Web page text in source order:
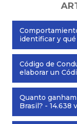
identificar y
Código de
elaborar un
Quanto
Brasil? - 14.638